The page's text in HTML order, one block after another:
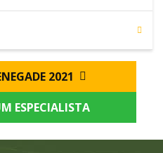
2021
ESPECIALISTA